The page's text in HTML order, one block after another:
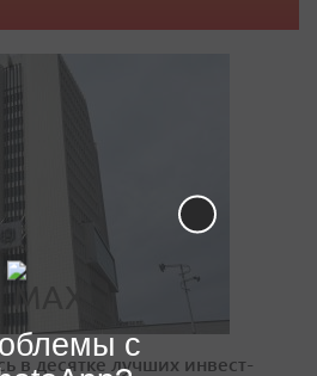
в десятке лучших инвест-
с